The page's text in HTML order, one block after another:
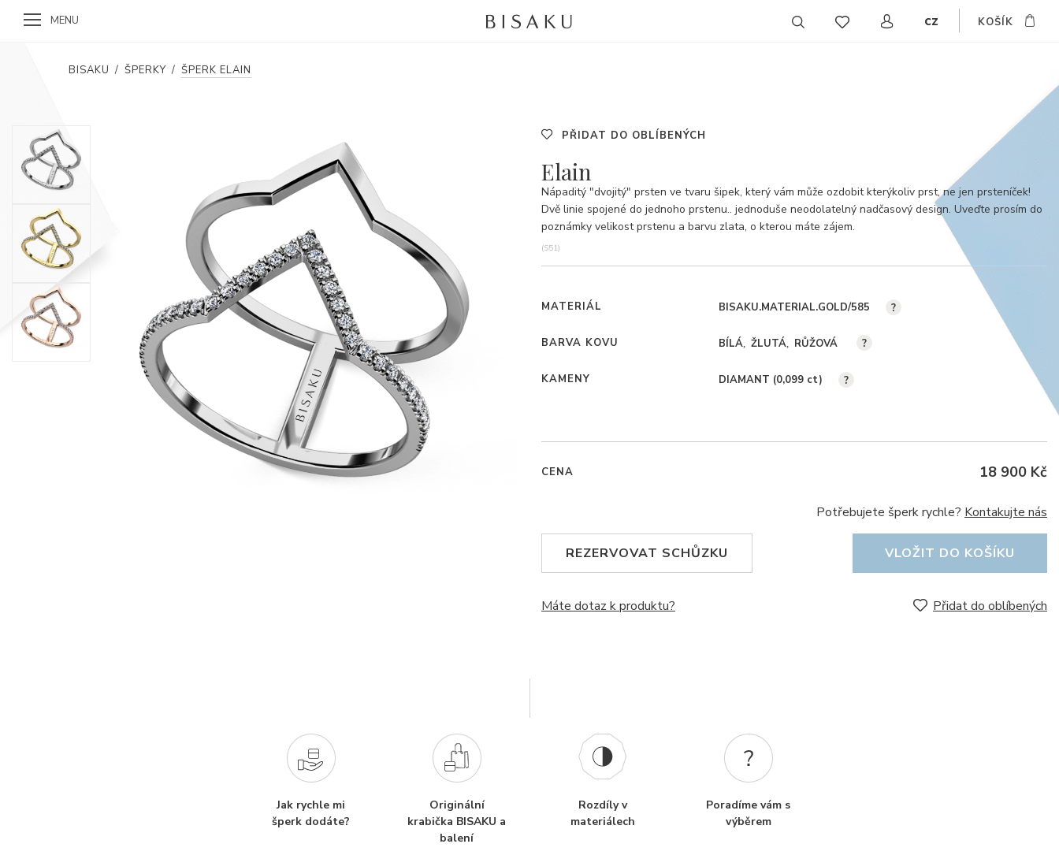
MENU cz KOŠÍK
BISAKU / ŠPERKY / ŠPERK ELAIN
PŘIDAT DO OBLÍBENÝCH
Elain
Nápaditý "dvojitý" prsten ve tvaru šipek, který vám může ozdobit kterýkoliv prst, ne jen prsteníček!
Dvě linie spojené do jednoho prstenu.. jednoduše neodolatelný nadčasový design. Uveďte prosím do
poznámky velikost prstenu a barvu zlata, o kterou máte zájem.
(S51)
MATERIÁL BISAKU.MATERIAL.GOLD/585 ?
BARVA KOVU BÍLÁ ŽLUTÁ RŮŽOVÁ ?
KAMENY DIAMANT (0,099 ct) ?
CENA 18 900 Kč
Potřebujete šperk rychle? Kontakujte nás
REZERVOVAT SCHŮZKU VLOŽIT DO KOŠÍKU
Máte dotaz k produktu? Přidat do oblíbených
Jak rychle mi
šperk dodáte?
Originální
krabička BISAKU a
balení
Rozdíly v
materiálech
Poradíme vám s
výběrem